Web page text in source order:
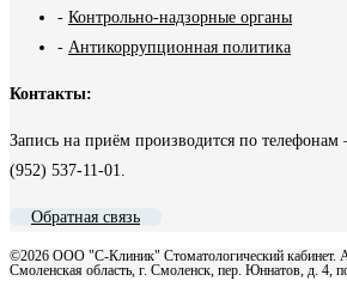
- Контрольно-надзорные органы
- Антикоррупционная политика
Контакты:
Запись на приём производится по
(952) 537-11-01.
Обратная связь
©2026 ООО "С-Клиник" Стоматологический кабинет.
Смоленская область, г. Смоленск, пер. Юннатов, д. 4,